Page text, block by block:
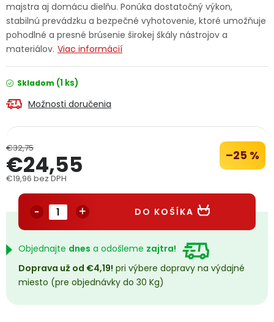
Kontakty
PODPORA
Podmienky ochrany osobných údajov
Přihlášení Registrace
majstra aj domácu dielňu. Ponúka dostatočný výkon,
stabilnú prevádzku a bezpečné vyhotovenie, ktoré umožňuje
pohodlné a presné brúsenie širokej škály nástrojov a
materiálov. Viac informácií
Skladom (1 ks)
Možnosti doručenia
€32,75 –25 %
€24,55
€19,96 bez DPH
DO KOŠÍKA
Objednajte dnes a odošleme zajtra!
Doprava už od €4,19! pri výbere dopravy na výdajné
miesto (pre objednávky do 30 Kg)